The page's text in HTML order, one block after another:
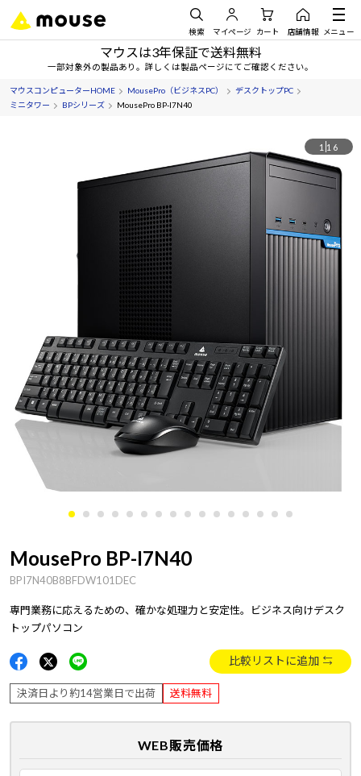
検索 マイページ カート 店舗情報 メニュー
マウスは3年保証で送料無料
一部対象外の製品あり。詳しくは製品ページにてご確認ください。
マウスコンピューターHOME MousePro（ビジネスPC）
デスクトップPC
ミニタワー
BPシリーズ MousePro BP-I7N40
1 16
MousePro BP-I7N40
BPI7N40B8BFDW101DEC
専門業務に応えるための、確かな処理力と安定性。ビジネス向けデスク
トップパソコン
比較リストに追加
決済日より約14営業日で出荷 送料無料
WEB販売価格